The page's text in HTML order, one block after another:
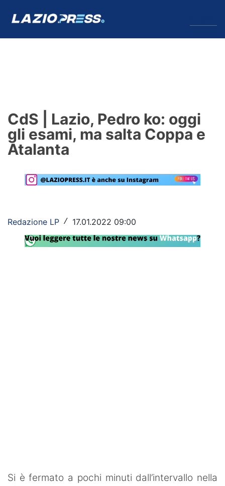
Formello
Infortuni
Primavera
Lazio Women
Rassegna Lazio
CdS | Lazio, Pedro ko: oggi
gli esami, ma salta Coppa e
Atalanta
Redazione LP / 17.01.2022 09:00
Si è fermato a pochi minuti dall’intervallo nella